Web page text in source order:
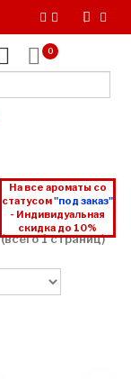
0
На все ароматы со
статусом"под заказ"
- Индивидуальная
скидка до 10%
1 страниц)